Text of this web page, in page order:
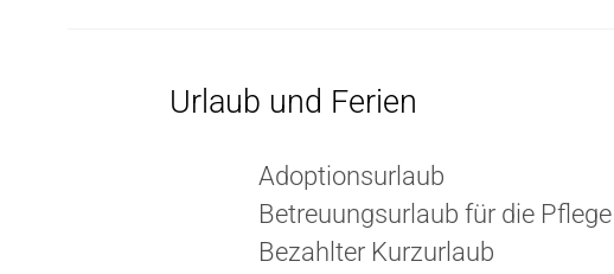
Urlaub und Ferien
Adoptionsurlaub
Betreuungsurlaub für die
Bezahlter Kurzurlaub